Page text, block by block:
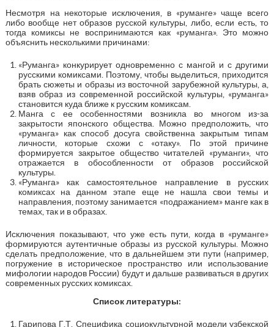
Несмотря на некоторые исключения, в «руманге» чаще всего
либо вообще нет образов русской культуры, либо, если есть, то
тогда комиксы не воспринимаются как «руманга». Это можно
объяснить несколькими причинами:
«Руманга» конкурирует одновременно с мангой и с другими
русскими комиксами. Поэтому, чтобы выделиться, приходится
брать сюжеты и образы из восточной зарубежной культуры, а,
взяв образ из современной российской культуры, «руманга»
становится куда ближе к русским комиксам.
Манга с ее особенностями возникла во многом из-за
закрытости японского общества. Можно предположить, что
«руманга» как способ досуга свойственна закрытым типам
личности, которые схожи с «отаку». По этой причине
формируется закрытое общество читателей «руманги», что
отражается в обособленности от образов российской
культуры.
«Руманга» как самостоятельное направление в русских
комиксах на данном этапе еще не нашла свои темы и
направления, поэтому занимается «подражанием» манге как в
темах, так и в образах.
Исключения показывают, что уже есть пути, когда в «руманге»
формируются аутентичные образы из русской культуры. Можно
сделать предположение, что в дальнейшем эти пути (например,
погружение в историческое пространство или использование
мифологии народов России) будут и дальше развиваться в других
современных русских комиксах.
Список литературы:
Гарипова Г.Т. Специфика социокультурной модели узбекской